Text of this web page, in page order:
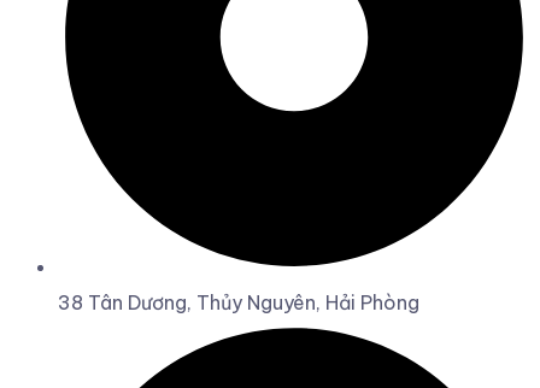
38 Tân Dương, Thủy Nguyên, Hải Phòng